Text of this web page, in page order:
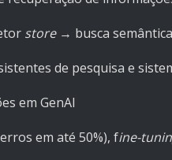
store→ busca
de pesquisa e
em GenAI
em até 50%), fine-